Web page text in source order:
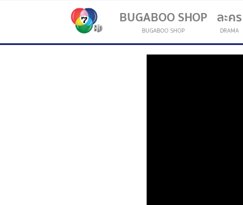
BUGABOO SHOP
BUGABOO SHOP
ละคร
DRAMA